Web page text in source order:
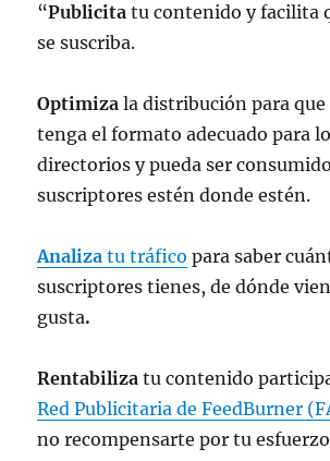
“Publicita tu contenido y facilita
se suscriba.
Optimiza la distribución para
tenga el formato adecuado para
directorios y pueda ser
suscriptores estén donde estén.
Analiza tu tráfico para saber
suscriptores tienes, de dónde
gusta.
Rentabiliza tu contenido
Red Publicitaria de FeedBurner
no recompensarte por tu